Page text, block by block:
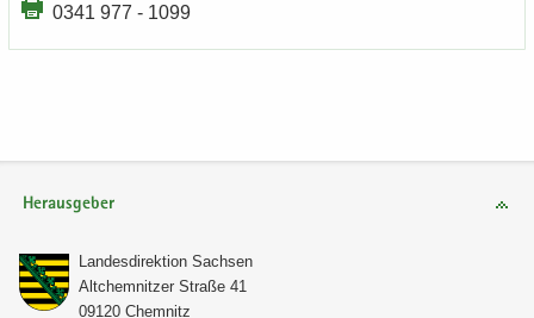
0341 977 - 1099
Herausgeber
Lan­des­di­rek­ti­on Sach­sen
Alt­chem­nit­zer Stra­ße 41
09120 Chem­nitz